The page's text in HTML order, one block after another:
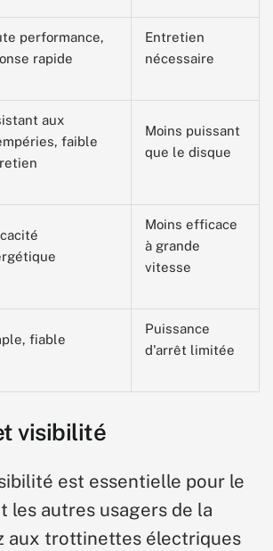
performance,
rapide
Entretien
nécessaire
aux
faible
Moins puissant
que le disque
Moins efficace
à grande
vitesse
fiable
Puissance
d'arrêt limitée
visibilité
est essentielle pour le
les autres usagers de la
aux trottinettes électriques